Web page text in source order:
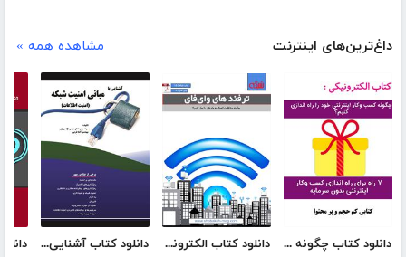
داغ‌ترین‌های اینترنت مشاهده همه »
دانلود کتاب چگونه کسب و کار اینترنتی خود را راه اندازی کنیم؟ دانلود کتاب الکترونیکی ترفندهای وای‌فای دانلود کتاب آشنایی با مبانی امنیت شبکه: امنیت اطلاعات